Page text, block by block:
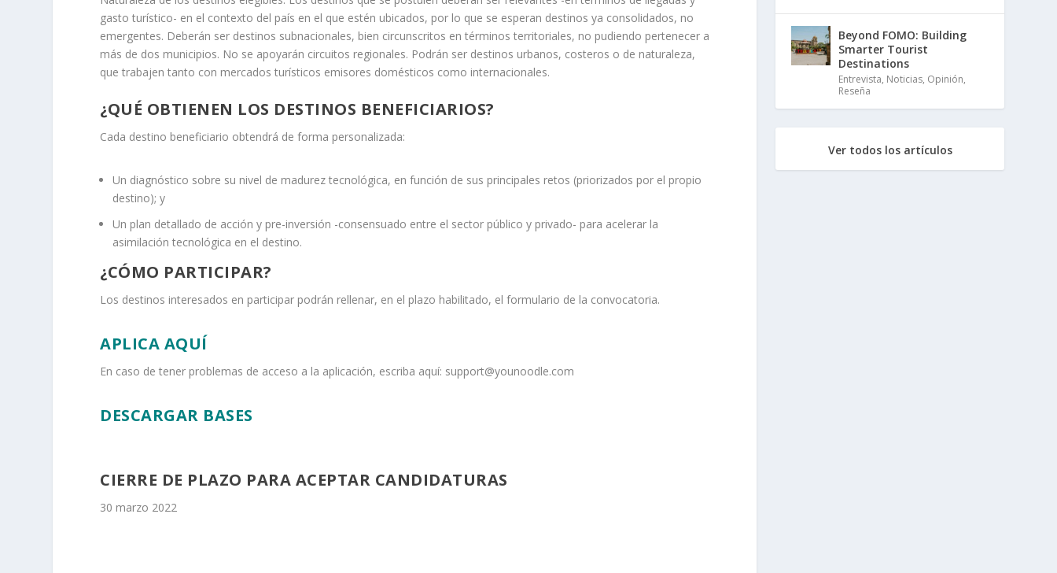
gasto turístico- en el contexto del país en el que estén ubicados, por lo que se esperan destinos ya consolidados, no
emergentes. Deberán ser destinos subnacionales, bien circunscritos en términos territoriales, no pudiendo pertenecer a
más de dos municipios. No se apoyarán circuitos regionales. Podrán ser destinos urbanos, costeros o de naturaleza,
que trabajen tanto con mercados turísticos emisores domésticos como internacionales.
¿QUÉ OBTIENEN LOS DESTINOS BENEFICIARIOS?
Cada destino beneficiario obtendrá de forma personalizada:
Un diagnóstico sobre su nivel de madurez tecnológica, en función de sus principales retos (priorizados por el propio
destino); y
Un plan detallado de acción y pre-inversión -consensuado entre el sector público y privado- para acelerar la
asimilación tecnológica en el destino.
¿CÓMO PARTICIPAR?
Los destinos interesados en participar podrán rellenar, en el plazo habilitado, el formulario de la convocatoria.
APLICA AQUÍ
En caso de tener problemas de acceso a la aplicación, escriba aquí: support@younoodle.com
DESCARGAR BASES
CIERRE DE PLAZO PARA ACEPTAR CANDIDATURAS
30 marzo 2022
Beyond FOMO: Building
Smarter Tourist
Destinations
Entrevista, Noticias, Opinión,
Reseña
Ver todos los artículos